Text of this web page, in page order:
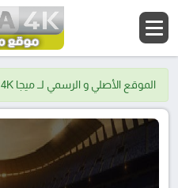
الموقع الأصلي و الرسمي لــ ميجا 4K , ولا يوجد لدينا موقع اخر.